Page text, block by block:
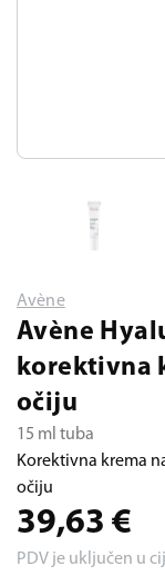
Avène
Avène
korektivna
očiju
15 ml tuba
Korektivna krema
očiju
39,63 €
PDV je uključen u